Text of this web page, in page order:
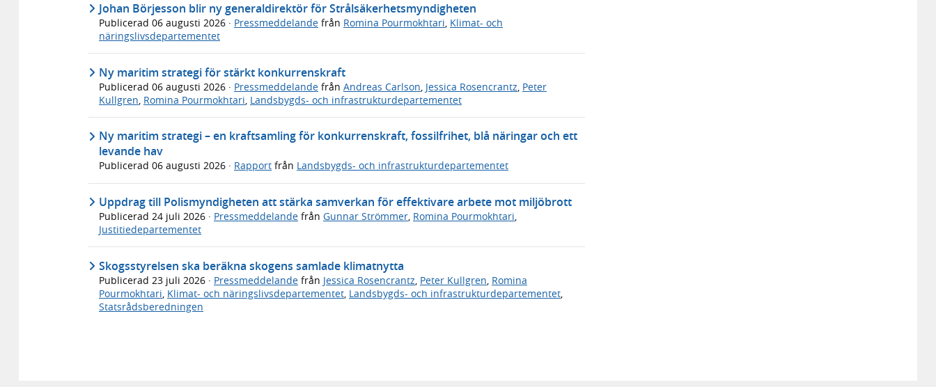
Johan Börjesson blir ny generaldirektör för Strålsäkerhetsmyndigheten
Publicerad 06 augusti 2026 · Pressmeddelande från Romina Pourmokhtari, Klimat- och
näringslivsdepartementet
Ny maritim strategi för stärkt konkurrenskraft
Publicerad 06 augusti 2026 · Pressmeddelande från Andreas Carlson Jessica Rosencrantz Peter
Kullgren Romina Pourmokhtari Landsbygds- och infrastrukturdepartementet
Ny maritim strategi – en kraftsamling för konkurrenskraft, fossilfrihet, blå näringar och ett
levande hav
Publicerad 06 augusti 2026 · Rapport från Landsbygds- och infrastrukturdepartementet
Uppdrag till Polismyndigheten att stärka samverkan för effektivare arbete mot miljöbrott
Publicerad 24 juli 2026 · Pressmeddelande från Gunnar Strömmer, Romina Pourmokhtari,
Justitiedepartementet
Skogsstyrelsen ska beräkna skogens samlade klimatnytta
Publicerad 23 juli 2026 · Pressmeddelande från Jessica Rosencrantz Peter Kullgren Romina
Pourmokhtari Klimat- och näringslivsdepartementet Landsbygds- och infrastrukturdepartementet
Statsrådsberedningen